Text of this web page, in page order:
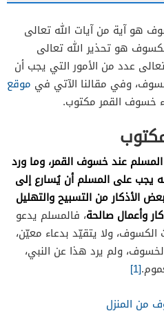
هو آية من آيات الله تعالى
هو تحذير الله تعالى
عدد من الأمور التي يجب أن
وفي مقالنا الآتي في موقع
خسوف القمر مكتوب.
عند خسوف القمر، وما ورد
يجب على المسلم أن يُسارع إلى
الأذكار من التسبيح والتهليل
وأعمال صالحة، فالمسلم يدعو
ولا يتقيّد بدعاء معيّن،
ولم يرد هذا عن النبي،
[1]
من المنزل